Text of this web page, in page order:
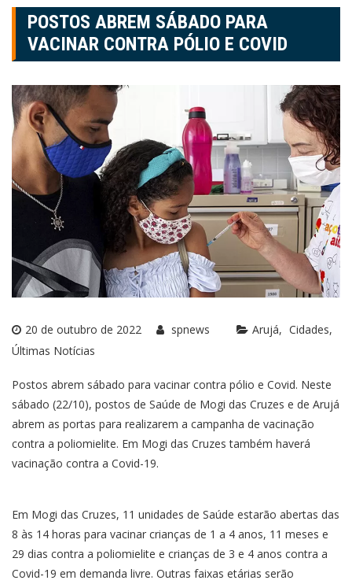
POSTOS ABREM SÁBADO PARA
VACINAR CONTRA PÓLIO E COVID
20 de outubro de 2022 spnews Arujá
Cidades
Últimas Notícias
Postos abrem sábado para vacinar contra pólio e Covid. Neste
sábado (22/10), postos de Saúde de Mogi das Cruzes e de Arujá
abrem as portas para realizarem a campanha de vacinação
contra a poliomielite. Em Mogi das Cruzes também haverá
vacinação contra a Covid-19.
Em Mogi das Cruzes, 11 unidades de Saúde estarão abertas das
8 às 14 horas para vacinar crianças de 1 a 4 anos, 11 meses e
29 dias contra a poliomielite e crianças de 3 e 4 anos contra a
Covid-19 em demanda livre. Outras faixas etárias serão